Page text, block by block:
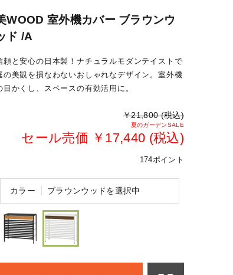
WOOD 室外機カバー ブラウンウ
ド /A
頼と安心の日本製！ナチュラルモダンテイストで
の美観を損なわないおしゃれなデザイン。室外機
目かくし、スペースの有効活用に。
￥21,800 (税込)
夏のガーデンSALE
セール売価 ￥17,440 (税込)
174ポイント
カラー ブラウンウッドを選択中